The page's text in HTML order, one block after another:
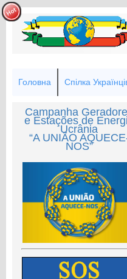
Головна Спілка
Campanha
e Estações de
Ucrânia
“A UNIÃO
NOS”